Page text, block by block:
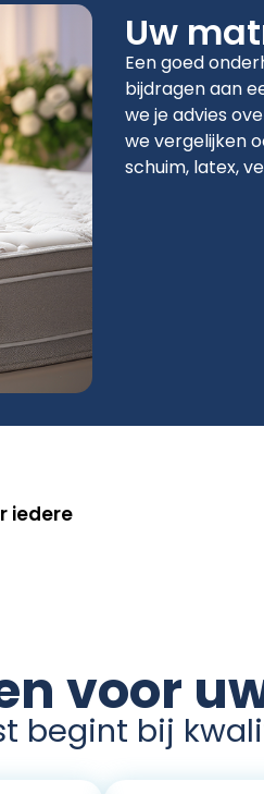
Uw
Een goed
bijdragen aan
we je advies
we vergelijken
schuim, latex,
iedere
voor
begint bij